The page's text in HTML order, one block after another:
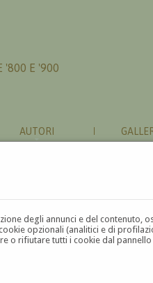
degli annunci e del
opzionali (analitici e di
o rifiutare tutti i cookie dal
'800 E '900
AUTORI